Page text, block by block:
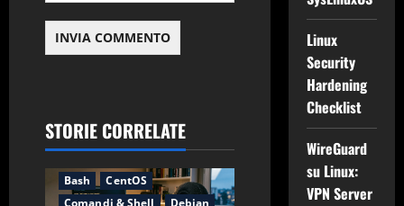
STORIE CORRELATE
Bash
CentOS
Linux
Security
Hardening
Checklist
WireGuard
su Linux:
VPN Server